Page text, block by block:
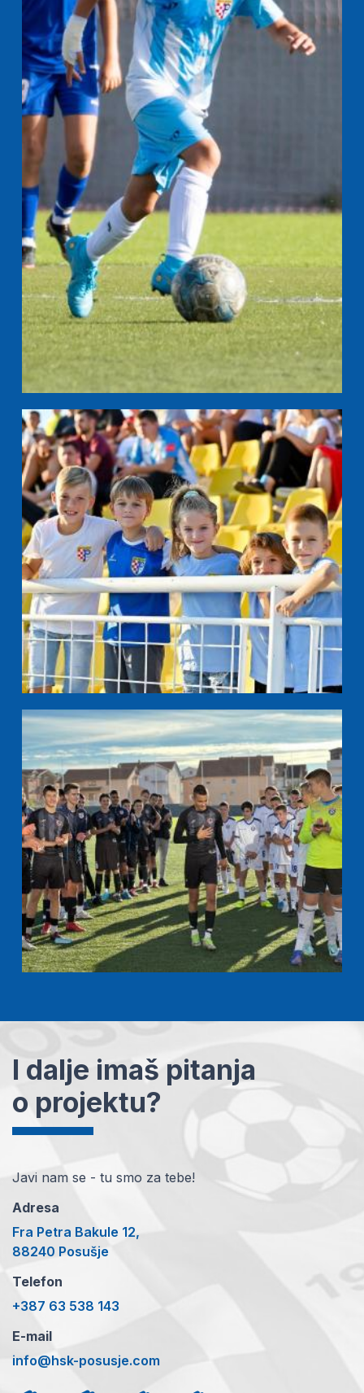
I dalje imaš pitanja
o projektu?
Javi nam se - tu smo za tebe!
Adresa
Fra Petra Bakule 12,
88240 Posušje
Telefon
+387 63 538 143
E-mail
info@hsk-posusje.com